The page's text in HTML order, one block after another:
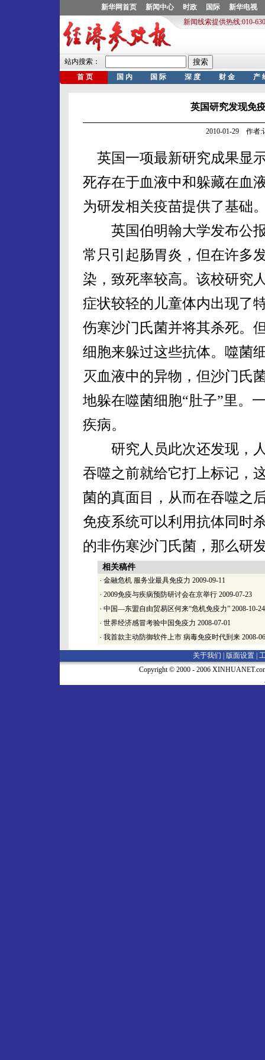
英国研究发现免
2010-01-29 作者:
英国一项最新研究成果显
死存在于血液中和躲藏在血
为研发相关疫苗提供了基础
英国伯明翰大学发布公报
常只引起肠胃炎，但在许多
染，致死率较高。该校研究
症状较轻的儿童体内出现了
伤寒沙门氏菌并将其杀死。
细胞来躲过这些抗体。噬菌
灭血液中的异物，但沙门氏
地躲在噬菌细胞“肚子”里。
疾病。
研究人员此次还发现，人
吞噬之前就给它打上标记，
菌的真面目，从而在吞噬之
免疫系统可以利用抗体同时
的非伤寒沙门氏菌，那么研
相关稿件
· 金融危机 服务业最具免疫力 2009-09-11
· 2009免疫与疾病预防研讨会在京举行 2009-07-23
· 中国—东盟自由贸易区何来“危机免疫力” 2008-10-24
· 世界经济感冒考验中国免疫力 2008-07-01
· 我首款主动防御软件上市 病毒免疫时代到来 2008-
关于我们 | 版面设置
Copyright © 2000 - 2006